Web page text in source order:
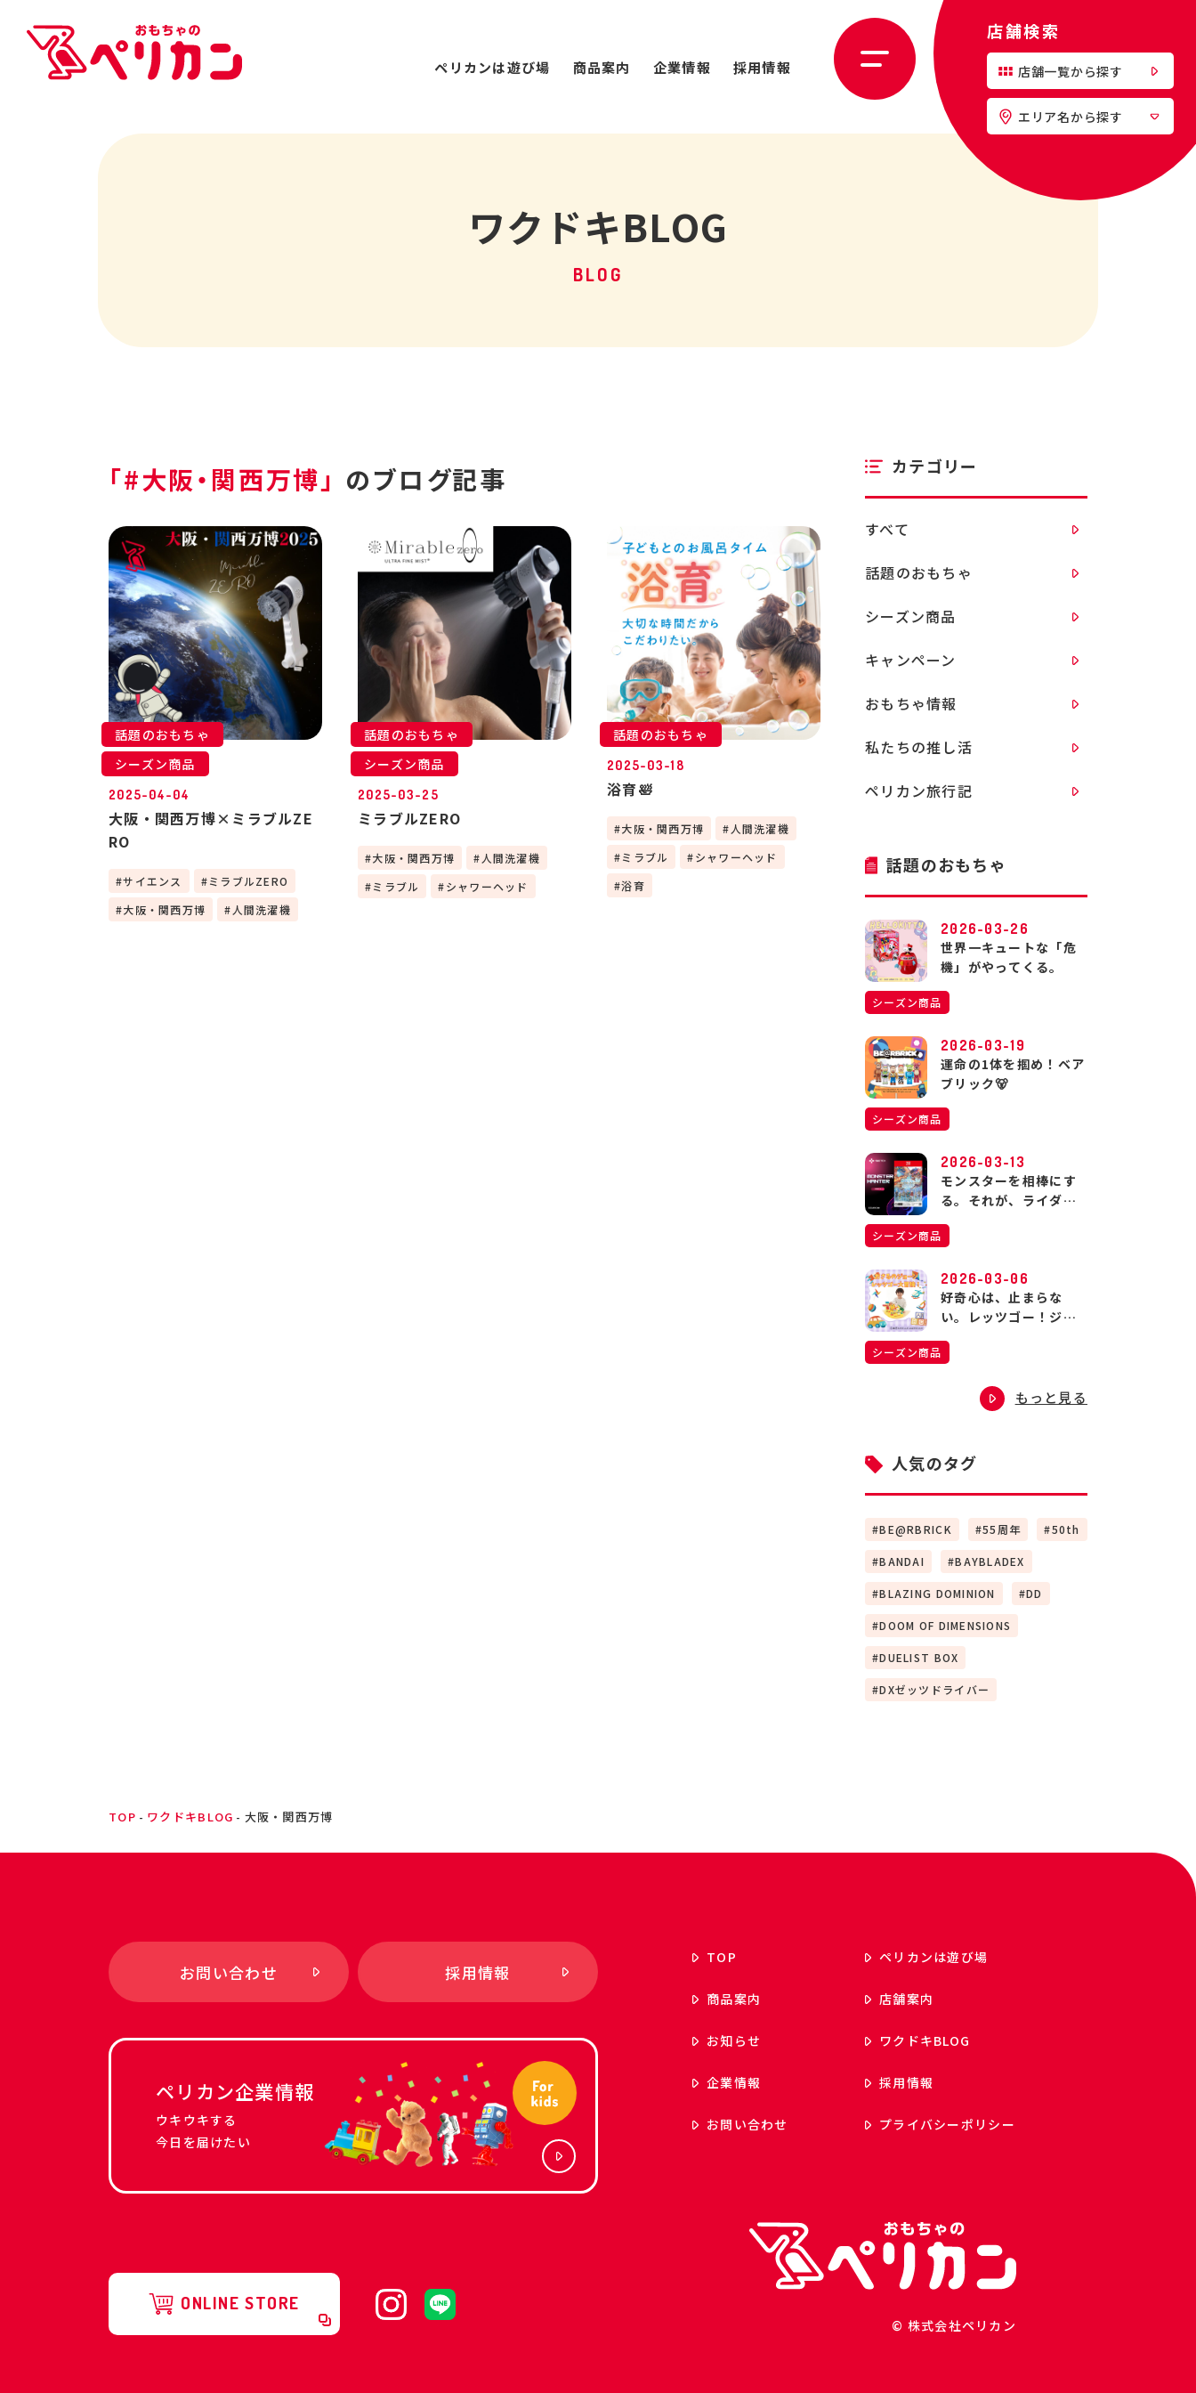
店舗検索
店舗一覧から探す
エリア名から探す
ペリカンは遊び場 商品案内 企業情報 採用情報
ワクドキBLOG
BLOG
「#大阪・関西万博」 のブログ記事
話題のおもちゃ
シーズン商品
2025-04-04
大阪・関西万博×ミラブルZE
RO
サイエンス
ミラブルZERO
大阪・関西万博
人間洗濯機
話題のおもちゃ
シーズン商品
2025-03-25
ミラブルZERO
大阪・関西万博
人間洗濯機
ミラブル
シャワーヘッド
話題のおもちゃ
2025-03-18
浴育🛀
大阪・関西万博
人間洗濯機
ミラブル
シャワーヘッド
浴育
カテゴリー
すべて
話題のおもちゃ
シーズン商品
キャンペーン
おもちゃ情報
私たちの推し活
ペリカン旅行記
話題のおもちゃ
2026-03-26
世界一キュートな「危
機」がやってくる。
シーズン商品
2026-03-19
運命の1体を掴め！ベア
ブリック🐻
シーズン商品
2026-03-13
モンスターを相棒にす
る。それが、ライダー
の生きる道。
シーズン商品
2026-03-06
好奇心は、止まらな
い。レッツゴー！ジョ
ージの大冒険！
シーズン商品
もっと見る
人気のタグ
BE@RBRICK 55周年 50th
BANDAI BAYBLADEX
BLAZING DOMINION DD
DOOM OF DIMENSIONS
DUELIST BOX
DXゼッツドライバー
TOP ワクドキBLOG 大阪・関西万博
お問い合わせ 採用情報
ペリカン企業情報
ウキウキする
今日を届けたい
ONLINE STORE
TOP ペリカンは遊び場
商品案内 店舗案内
お知らせ ワクドキBLOG
企業情報 採用情報
お問い合わせ プライバシーポリシー
© 株式会社ペリカン